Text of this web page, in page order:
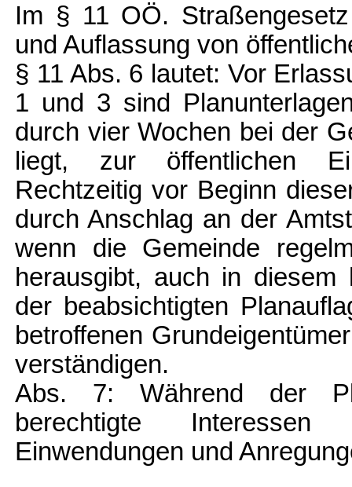
Im § 11 OÖ.
und Auflassung von
§ 11 Abs. 6 lautet: Vor
1 und 3 sind
durch vier Wochen bei der
liegt, zur öffentlichen
Rechtzeitig vor Beginn
durch Anschlag an der
wenn die Gemeinde
herausgibt, auch in
der beabsichtigten
betroffenen
verständigen.
Abs. 7: Während der
berechtigte
Einwendungen und